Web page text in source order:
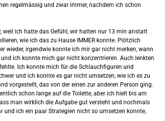
regelmässig und zwar immer, nachdem ich schon
weil ich hatte das Gefühl, wir hatten nur 13 min anstatt
wie ich das zu Hause IMMER konnte. Plötzlich
wieder, irgendwie konnte ich mir gar nicht merken, wann
ich konnte mich gar nicht konzentrieren. Auch lenkten
Ich konnte mich für die Schlauchfiguren und
und ich konnte es gar nicht umsetzen, wie ich es zu
vorgestellt, das von der einen zur anderen Person ging.
schon lange auf die Toilette, aber ich hielt bis am
man wirklich die Aufgabe gut versteht und nochmals
und ich ein paar Strategien nicht so umsetzen konnte,